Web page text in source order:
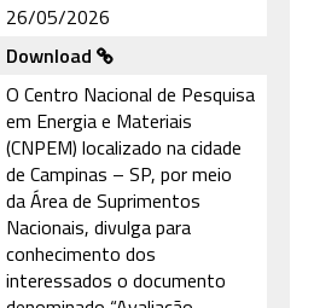
26/05/2026
Download
O Centro Nacional de Pesquisa
em Energia e Materiais
(CNPEM) localizado na cidade
de Campinas – SP, por meio
da Área de Suprimentos
Nacionais, divulga para
conhecimento dos
interessados o documento